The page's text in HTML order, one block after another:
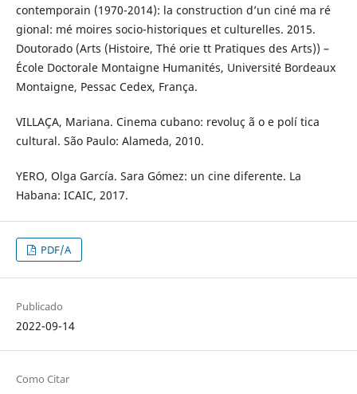
contemporain (1970-2014): la construction d’un ciné ma ré
gional: mé moires socio-historiques et culturelles. 2015.
Doutorado (Arts (Histoire, Thé orie tt Pratiques des Arts)) –
École Doctorale Montaigne Humanités, Université Bordeaux
Montaigne, Pessac Cedex, França.
VILLAÇA, Mariana. Cinema cubano: revoluç ã o e polí tica
cultural. São Paulo: Alameda, 2010.
YERO, Olga García. Sara Gómez: un cine diferente. La
Habana: ICAIC, 2017.
PDF/A
Publicado
2022-09-14
Como Citar